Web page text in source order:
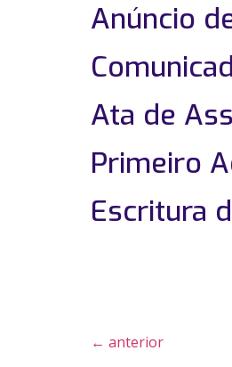
Anúncio
Ata de
Primeiro
Escritura
← anterior